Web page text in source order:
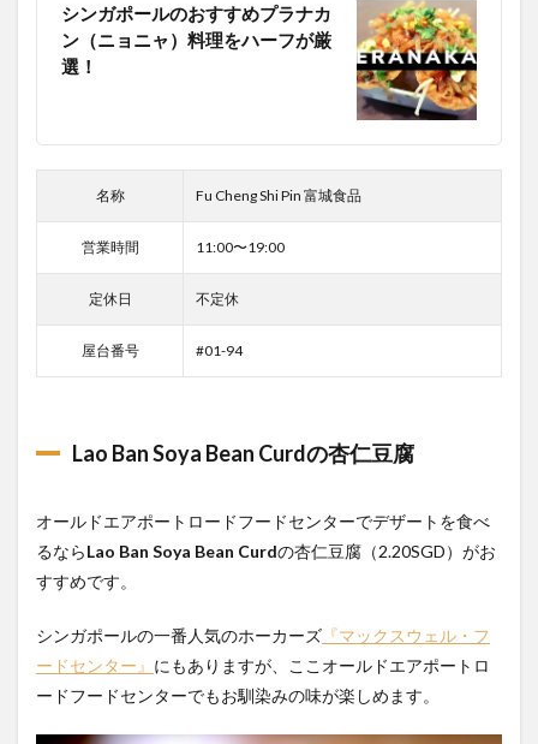
シンガポールのおすすめプラナカ
ン（ニョニャ）料理をハーフが厳
選！
名称 Fu Cheng Shi Pin 富城食品
営業時間 11:00〜19:00
定休日 不定休
屋台番号 #01-94
Lao Ban Soya Bean Curdの杏仁豆腐
オールドエアポートロードフードセンターでデザートを食べ
るならLao Ban Soya Bean Curdの杏仁豆腐（2.20SGD）がお
すすめです。
シンガポールの一番人気のホーカーズ 『マックスウェル・フ
ードセンター』 にもありますが、ここオールドエアポートロ
ードフードセンターでもお馴染みの味が楽しめます。